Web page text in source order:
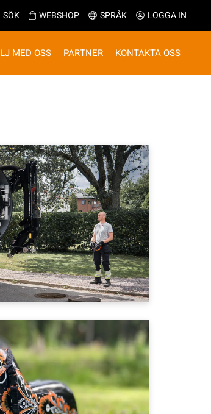
SÖK WEBSHOP SPRÅK LOGGA IN
MED OSS PARTNER KONTAKTA OSS